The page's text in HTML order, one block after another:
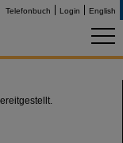
Telefonbuch Login English